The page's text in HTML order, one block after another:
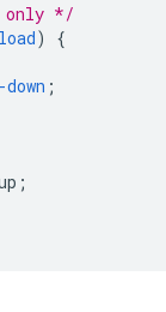
only */
)
{
;
;